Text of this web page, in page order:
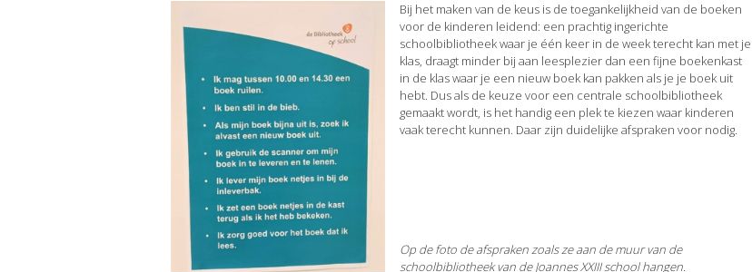
Bij het maken van de keus is de toegankelijkheid van de boeken
voor de kinderen leidend: een prachtig ingerichte
schoolbibliotheek waar je één keer in de week terecht kan met je
klas, draagt minder bij aan leesplezier dan een fijne boekenkast
in de klas waar je een nieuw boek kan pakken als je je boek uit
hebt. Dus als de keuze voor een centrale schoolbibliotheek
gemaakt wordt, is het handig een plek te kiezen waar kinderen
vaak terecht kunnen. Daar zijn duidelijke afspraken voor nodig.
Op de foto de afspraken zoals ze aan de muur van de
schoolbibliotheek van de Joannes XXIII school hangen.